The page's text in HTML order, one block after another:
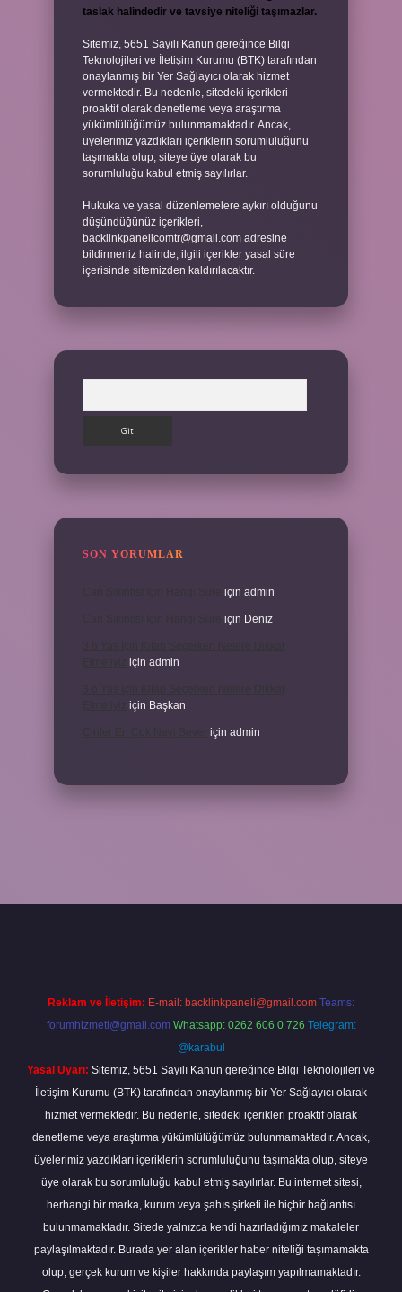
taslak halindedir ve tavsiye niteliği taşımazlar.
Sitemiz, 5651 Sayılı Kanun gereğince Bilgi
Teknolojileri ve İletişim Kurumu (BTK) tarafından
onaylanmış bir Yer Sağlayıcı olarak hizmet
vermektedir. Bu nedenle, sitedeki içerikleri
proaktif olarak denetleme veya araştırma
yükümlülüğümüz bulunmamaktadır. Ancak,
üyelerimiz yazdıkları içeriklerin sorumluluğunu
taşımakta olup, siteye üye olarak bu
sorumluluğu kabul etmiş sayılırlar.
Hukuka ve yasal düzenlemelere aykırı olduğunu
düşündüğünüz içerikleri,
backlinkpanelicomtr@gmail.com adresine
bildirmeniz halinde, ilgili içerikler yasal süre
içerisinde sitemizden kaldırılacaktır.
SON YORUMLAR
için admin
için Deniz
için admin
için Başkan
Cinler En Çok Neyi Sever için admin
Reklam ve İletişim: E-mail: backlinkpaneli@gmail.com Teams:
forumhizmeti@gmail.com Whatsapp: 0262 606 0 726 Telegram:
@karabul
Yasal Uyarı: Sitemiz, 5651 Sayılı Kanun gereğince Bilgi Teknolojileri ve
İletişim Kurumu (BTK) tarafından onaylanmış bir Yer Sağlayıcı olarak
hizmet vermektedir. Bu nedenle, sitedeki içerikleri proaktif olarak
denetleme veya araştırma yükümlülüğümüz bulunmamaktadır. Ancak,
üyelerimiz yazdıkları içeriklerin sorumluluğunu taşımakta olup, siteye
üye olarak bu sorumluluğu kabul etmiş sayılırlar. Bu internet sitesi,
herhangi bir marka, kurum veya şahıs şirketi ile hiçbir bağlantısı
bulunmamaktadır. Sitede yalnızca kendi hazırladığımız makaleler
paylaşılmaktadır. Burada yer alan içerikler haber niteliği taşımamakta
olup, gerçek kurum ve kişiler hakkında paylaşım yapılmamaktadır.